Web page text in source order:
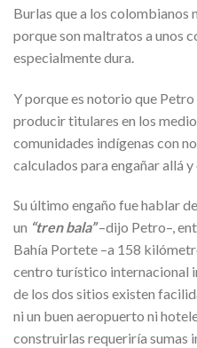
Burlas que a los colombianos
porque son maltratos a unos
especialmente dura.
Y porque es notorio que
producir titulares en los
comunidades indígenas con
calculados para engañar allá y
Su último engaño fue hablar
un “tren bala”–dijo Petro–,
Bahía Portete –a 158
centro turístico internacional
de los dos sitios existen
ni un buen aeropuerto ni
construirlas requeriría sumas